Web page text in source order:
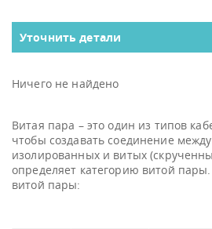
Уточнить детали
Ничего не найдено
Витая пара – это один из типов
чтобы создавать соединение
изолированных и витых
определяет категорию витой
витой пары: